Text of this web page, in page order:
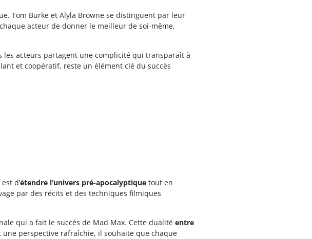
Tom Burke et Alyla Browne se distinguent par leur
acteur de donner le meilleur de soi-même,
les acteurs partagent une complicité qui transparaît à
et coopératif, reste un élément clé du succès
d’étendre l’univers pré-apocalyptique tout en
par des récits et des techniques filmiques
qui a fait le succès de Mad Max. Cette dualité entre
perspective rafraîchie, il souhaite que chaque